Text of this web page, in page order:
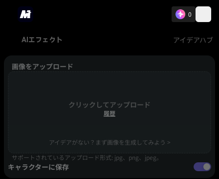
0
AIエフェクト アイデアハブ
画像をアップロード
クリックしてアップロード
履歴
アイデアがない？まず画像を生成してみよう >
サポートされているアップロード形式: jpg、png、jpeg。
キャラクターに保存